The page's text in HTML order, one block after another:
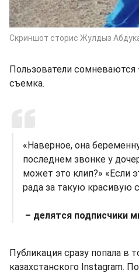
Скриншот сторис Жулдыз
Пользователи сомневаются
съемка.
«Наверное, она
последнем звонке у
может это клип?» «Если
рада за такую красивую
– делятся подписчики
Публикация сразу попала в
казахстанского Instagram.